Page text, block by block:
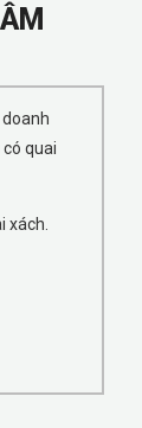
quai
xách.